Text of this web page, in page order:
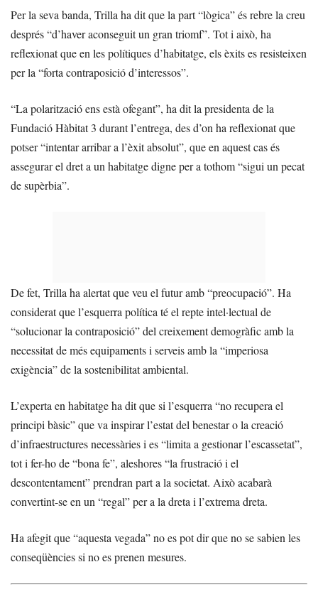
Per la seva banda, Trilla ha dit que la part “lògica” és rebre la creu
després “d’haver aconseguit un gran triomf”. Tot i això, ha
reflexionat que en les polítiques d’habitatge, els èxits es resisteixen
per la “forta contraposició d’interessos”.
“La polarització ens està ofegant”, ha dit la presidenta de la
Fundació Hàbitat 3 durant l’entrega, des d’on ha reflexionat que
potser “intentar arribar a l’èxit absolut”, que en aquest cas és
assegurar el dret a un habitatge digne per a tothom “sigui un pecat
de supèrbia”.
De fet, Trilla ha alertat que veu el futur amb “preocupació”. Ha
considerat que l’esquerra política té el repte intel·lectual de
“solucionar la contraposició” del creixement demogràfic amb la
necessitat de més equipaments i serveis amb la “imperiosa
exigència” de la sostenibilitat ambiental.
L’experta en habitatge ha dit que si l’esquerra “no recupera el
principi bàsic” que va inspirar l’estat del benestar o la creació
d’infraestructures necessàries i es “limita a gestionar l’escassetat”,
tot i fer-ho de “bona fe”, aleshores “la frustració i el
descontentament” prendran part a la societat. Això acabarà
convertint-se en un “regal” per a la dreta i l’extrema dreta.
Ha afegit que “aquesta vegada” no es pot dir que no se sabien les
conseqüències si no es prenen mesures.